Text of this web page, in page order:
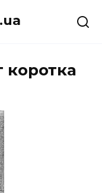
коротка